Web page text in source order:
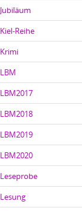
Jubiläum
Kiel-Reihe
Krimi
LBM
LBM2017
LBM2018
LBM2019
LBM2020
Leseprobe
Lesung